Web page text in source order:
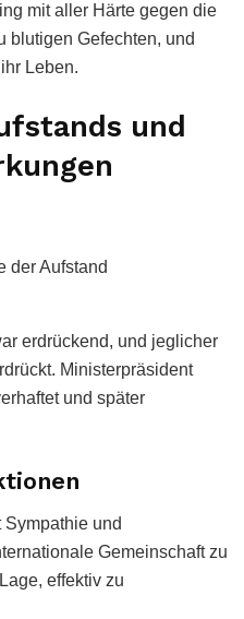
mit aller Härte gegen die
blutigen Gefechten, und
Leben.
und
der Aufstand
erdrückend, und jeglicher
Ministerpräsident
und später
und
Gemeinschaft zu
effektiv zu